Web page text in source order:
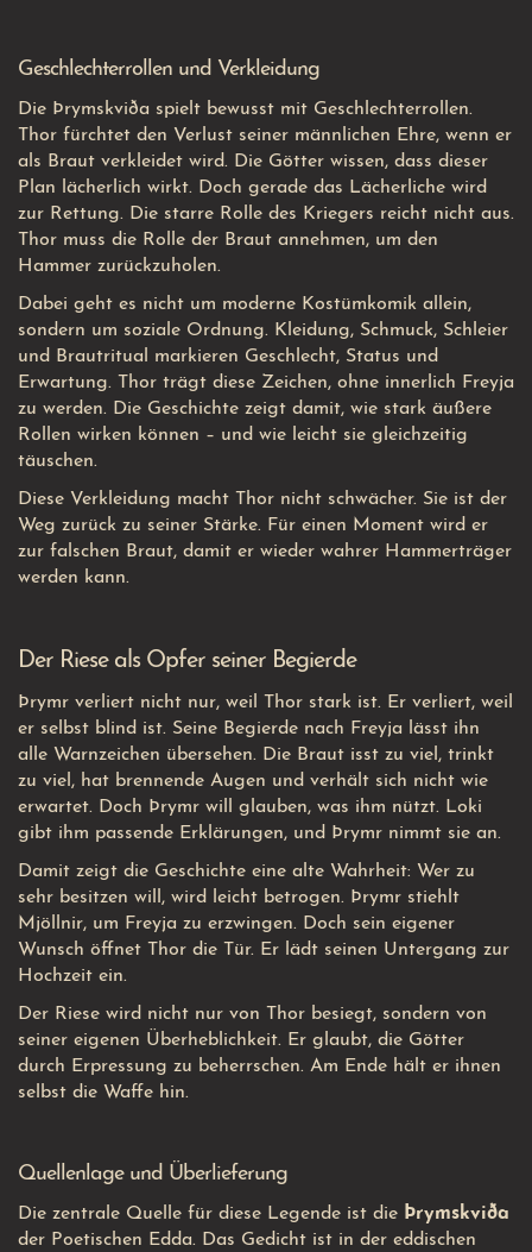
Geschlechterrollen und Verkleidung
Die Þrymskviða spielt bewusst mit Geschlechterrollen.
Thor fürchtet den Verlust seiner männlichen Ehre, wenn er
als Braut verkleidet wird. Die Götter wissen, dass dieser
Plan lächerlich wirkt. Doch gerade das Lächerliche wird
zur Rettung. Die starre Rolle des Kriegers reicht nicht aus.
Thor muss die Rolle der Braut annehmen, um den
Hammer zurückzuholen.
Dabei geht es nicht um moderne Kostümkomik allein,
sondern um soziale Ordnung. Kleidung, Schmuck, Schleier
und Brautritual markieren Geschlecht, Status und
Erwartung. Thor trägt diese Zeichen, ohne innerlich Freyja
zu werden. Die Geschichte zeigt damit, wie stark äußere
Rollen wirken können – und wie leicht sie gleichzeitig
täuschen.
Diese Verkleidung macht Thor nicht schwächer. Sie ist der
Weg zurück zu seiner Stärke. Für einen Moment wird er
zur falschen Braut, damit er wieder wahrer Hammerträger
werden kann.
Der Riese als Opfer seiner Begierde
Þrymr verliert nicht nur, weil Thor stark ist. Er verliert, weil
er selbst blind ist. Seine Begierde nach Freyja lässt ihn
alle Warnzeichen übersehen. Die Braut isst zu viel, trinkt
zu viel, hat brennende Augen und verhält sich nicht wie
erwartet. Doch Þrymr will glauben, was ihm nützt. Loki
gibt ihm passende Erklärungen, und Þrymr nimmt sie an.
Damit zeigt die Geschichte eine alte Wahrheit: Wer zu
sehr besitzen will, wird leicht betrogen. Þrymr stiehlt
Mjöllnir, um Freyja zu erzwingen. Doch sein eigener
Wunsch öffnet Thor die Tür. Er lädt seinen Untergang zur
Hochzeit ein.
Der Riese wird nicht nur von Thor besiegt, sondern von
seiner eigenen Überheblichkeit. Er glaubt, die Götter
durch Erpressung zu beherrschen. Am Ende hält er ihnen
selbst die Waffe hin.
Quellenlage und Überlieferung
Die zentrale Quelle für diese Legende ist die Þrymskviða
der Poetischen Edda. Das Gedicht ist in der eddischen